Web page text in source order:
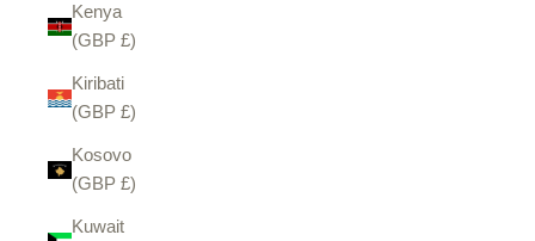
Kenya
(GBP £)
Kiribati
(GBP £)
Kosovo
(GBP £)
Kuwait